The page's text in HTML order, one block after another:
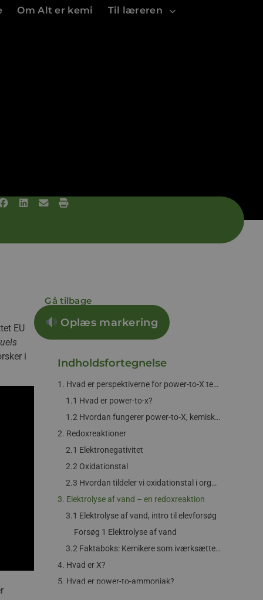
Om Alt er kemi Til læreren
EU
i
Gå tilbage
Oplæs markering
Indholdsfortegnelse
1. Hvad er perspektiverne for power-to-X teknologien?
1.1 Hvad er power-to-x?
1.2 Hvordan fungerer power-to-X, kemisk set?
2. Redoxreaktioner
2.1 Elektronegativitet
2.2 Oxidationstal
2.3 Hvordan tildeler vi oxidationstal i organiske forbindelser?
3. Elektrolyse af vand – en redoxreaktion
3.1 Elektrolyse af vand, intro til elevforsøg
Forsøg 1 Elektrolyse af vand
3.2 Faktaboks: Kemikere som iværksættere, laver grønne og bæredygtige desinfektionsmidler
4. Hvad er X?
5. Hvad er power-to-ammoniak?